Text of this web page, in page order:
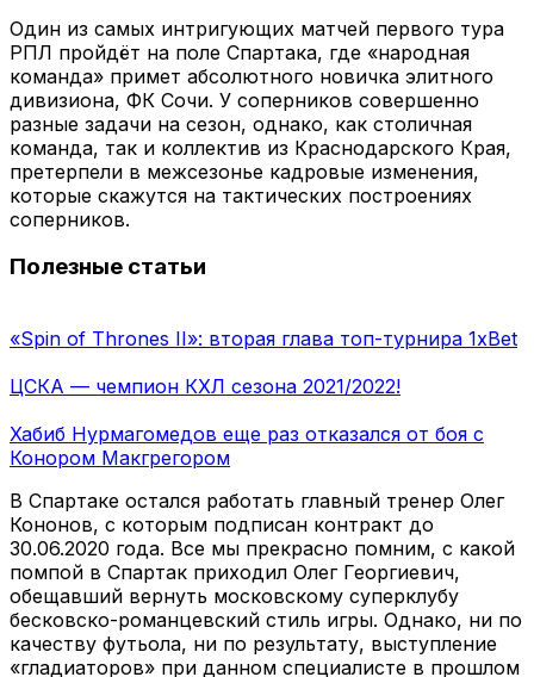
Один из самых интригующих матчей первого тура
РПЛ пройдёт на поле Спартака, где «народная
команда» примет абсолютного новичка элитного
дивизиона, ФК Сочи. У соперников совершенно
разные задачи на сезон, однако, как столичная
команда, так и коллектив из Краснодарского Края,
претерпели в межсезонье кадровые изменения,
которые скажутся на тактических построениях
соперников.
Полезные статьи
«Spin of Thrones II»: вторая глава топ-турнира 1xBet
ЦСКА — чемпион КХЛ сезона 2021/2022!
Хабиб Нурмагомедов еще раз отказался от боя с
Конором Макгрегором
В Спартаке остался работать главный тренер Олег
Кононов, с которым подписан контракт до
30.06.2020 года. Все мы прекрасно помним, с какой
помпой в Спартак приходил Олег Георгиевич,
обещавший вернуть московскому суперклубу
бесковско-романцевский стиль игры. Однако, ни по
качеству футьола, ни по результату, выступление
«гладиаторов» при данном специалисте в прошлом